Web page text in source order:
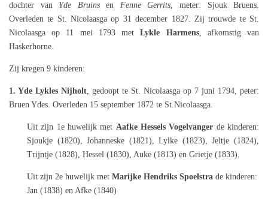
dochter van
Yde Bruins en Fenne Gerrits, meter:
Sjouk Bruens.
Overleden te St. Nicolaasga op 31 december 1827. Zij trouwde te St.
Nicolaasga op 11 mei 1793 met
Lykle Harmens, afkomstig van
Haskerhorne.
Zij kregen 9 kinderen:
1. Yde Lykles Nijholt, gedoopt te St. Nicolaasga op 7 juni 1794, peter:
Bruen Ydes. Overleden 15 september 1872 te St.Nicolaasga.
Uit zijn 1e huwelijk met Aafke Hessels Vogelvanger de kinderen:
Sjoukje (1820), Johanneske (1821), Lylke (1823), Jeltje (1824),
Trijntje (1828), Hessel (1830), Auke (1813) en Grietje (1833).
Uit zijn 2e huwelijk met Marijke Hendriks Spoelstra de kinderen:
Jan (1838) en Afke (1840)